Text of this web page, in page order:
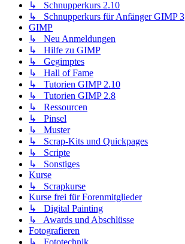
↳ Schnupperkurs 2.10
↳ Schnupperkurs für Anfänger GIMP 3
GIMP
↳ Neu Anmeldungen
↳ Hilfe zu GIMP
↳ Gegimptes
↳ Hall of Fame
↳ Tutorien GIMP 2.10
↳ Tutorien GIMP 2.8
↳ Ressourcen
↳ Pinsel
↳ Muster
↳ Scrap-Kits und Quickpages
↳ Scripte
↳ Sonstiges
Kurse
↳ Scrapkurse
Kurse frei für Forenmitglieder
↳ Digital Painting
↳ Awards und Abschlüsse
Fotografieren